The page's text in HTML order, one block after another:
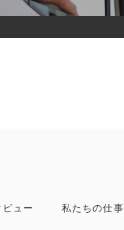
ュー 私たちの仕事